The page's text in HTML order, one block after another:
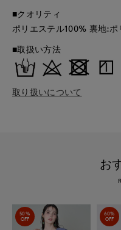
■クオリティ
ポリエステル100% 裏地:
■取扱い方法
取り扱いについて
お
50%
OFF
60%
OFF